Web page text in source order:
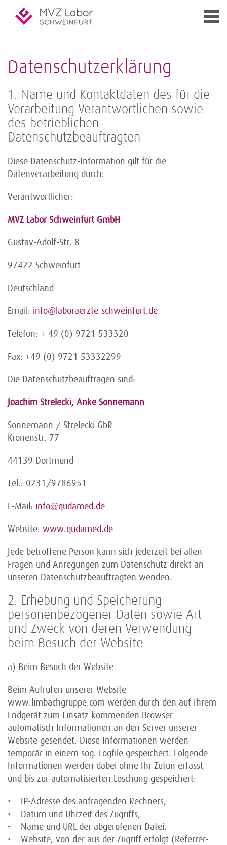
Datenschutzerklärung
1. Name und Kontaktdaten des für die
Verarbeitung Verantwortlichen sowie
des betrieblichen
Datenschutzbeauftragten
Diese Datenschutz-Information gilt für die
Datenverarbeitung durch:
Verantwortlicher:
MVZ Labor Schweinfurt GmbH
Gustav-Adolf-Str. 8
97422 Schweinfurt
Deutschland
Email: info@laboraerzte-schweinfurt.de
Telefon: + 49 (0) 9721 533320
Fax: +49 (0) 9721 53332299
Die Datenschutzbeauftragen sind:
Joachim Strelecki, Anke Sonnemann
Sonnemann / Strelecki GbR
Kronenstr. 77
44139 Dortmund
Tel.: 0231/9786951
E-Mail: info@qudamed.de
Website: www.qudamed.de
Jede betroffene Person kann sich jederzeit bei allen
Fragen und Anregungen zum Datenschutz direkt an
unseren Datenschutzbeauftragten wenden.
2. Erhebung und Speicherung
personenbezogener Daten sowie Art
und Zweck von deren Verwendung
beim Besuch der Website
a) Beim Besuch der Website
Beim Aufrufen unserer Website
www.limbachgruppe.com werden durch den auf Ihrem
Endgerät zum Einsatz kommenden Browser
automatisch Informationen an den Server unserer
Website gesendet. Diese Informationen werden
temporär in einem sog. Logfile gespeichert. Folgende
Informationen werden dabei ohne Ihr Zutun erfasst
und bis zur automatisierten Löschung gespeichert:
• IP-Adresse des anfragenden Rechners,
• Datum und Uhrzeit des Zugriffs,
• Name und URL der abgerufenen Datei,
• Website, von der aus der Zugriff erfolgt (Referrer-